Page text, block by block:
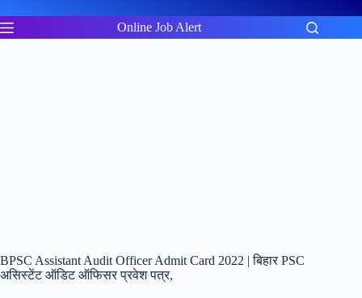
to
content
Online Job Alert
BPSC Assistant Audit Officer Admit Card 2022 | बिहार PSC
असिस्टेंट ऑडिट ऑफिसर प्रवेश पत्र,